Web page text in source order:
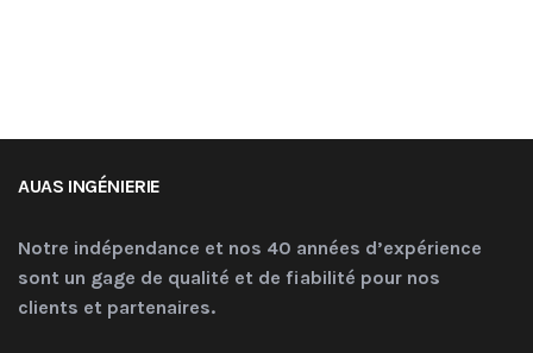
AUAS INGÉNIERIE
Notre indépendance et nos 40 années d’expérience
sont un gage de qualité et de fiabilité pour nos
clients et partenaires.